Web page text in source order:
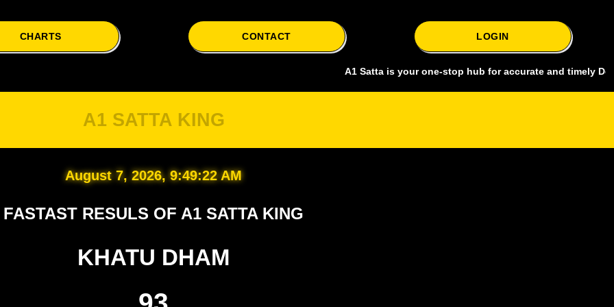
CHARTS CONTACT LOGIN
A1 Satta is your one-stop hub for accurate and timely Delhi
A1 SATTA KING
August 7, 2026, 9:49:23 AM
FASTAST RESULS OF A1 SATTA KING
KHATU DHAM